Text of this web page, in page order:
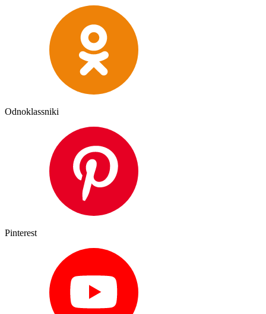
Odnoklassniki
Pinterest